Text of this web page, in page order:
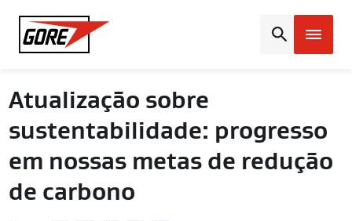
Gore
Atualização sobre
sustentabilidade: progresso
em nossas metas de redução
de carbono